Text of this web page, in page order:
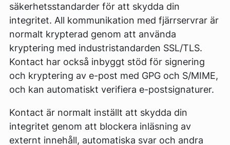
säkerhetsstandarder för att skydda din
integritet. All kommunikation med fjärrservrar är
normalt krypterad genom att använda
kryptering med industristandarden SSL/TLS.
Kontact har också inbyggt stöd för signering
och kryptering av e-post med GPG och S/MIME,
och kan automatiskt verifiera e-postsignaturer.
Kontact är normalt inställt att skydda din
integritet genom att blockera inläsning av
externt innehåll, automatiska svar och andra